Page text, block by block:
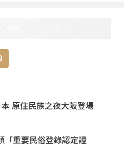
原住民族之夜大阪登場
「重要民俗登錄認定證